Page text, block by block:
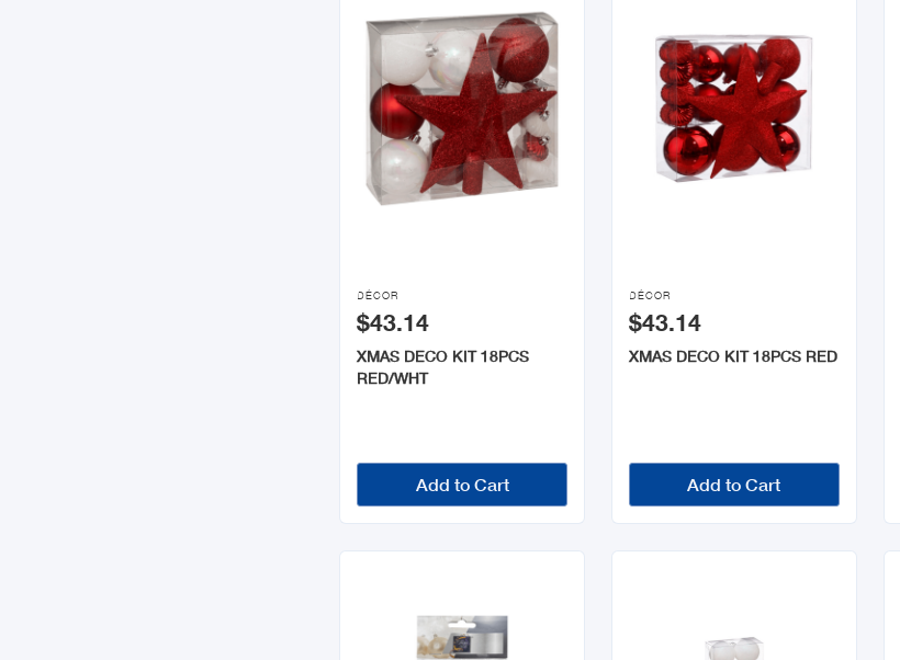

DÉCOR
$43.14
XMAS DECO KIT 18PCS
RED/WHT
Add to Cart

DÉCOR
$43.14
XMAS DECO KIT 18PCS RED
Add to Cart